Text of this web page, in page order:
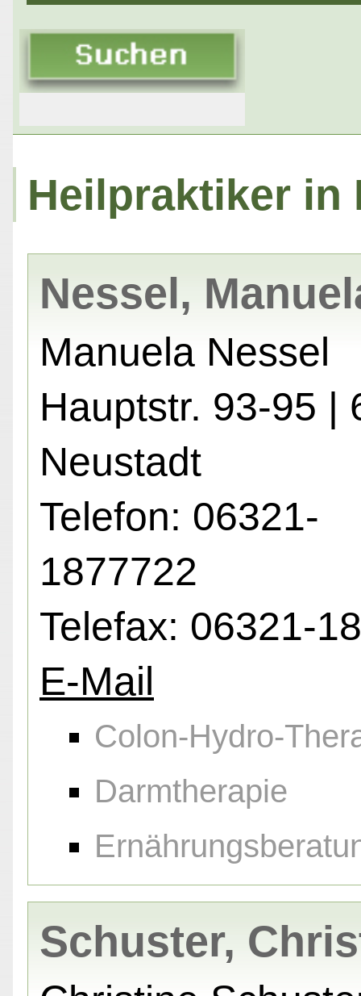
Heilpraktiker in
Nessel,
Manuela Nessel
Hauptstr. 93-95 |
Neustadt
Telefon: 06321-
1877722
Telefax: 06321-
E-Mail
Colon-Hydro-
Darmtherapie
Schuster,